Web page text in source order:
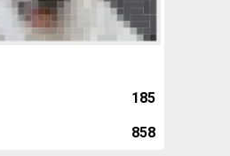
185
858